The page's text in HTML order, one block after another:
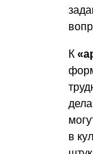
К
в